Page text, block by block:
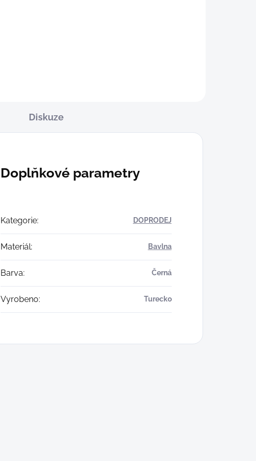
Diskuze
Doplňkové parametry
Kategorie: DOPRODEJ
Materiál: Bavlna
Barva: Černá
Vyrobeno: Turecko